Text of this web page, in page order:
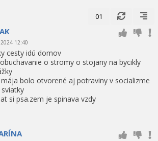
01
12:40
cesty idú domov
o stromy o stojany na bycikly
bolo otvorené aj potraviny v socializme
si psa.zem je spinava vzdy